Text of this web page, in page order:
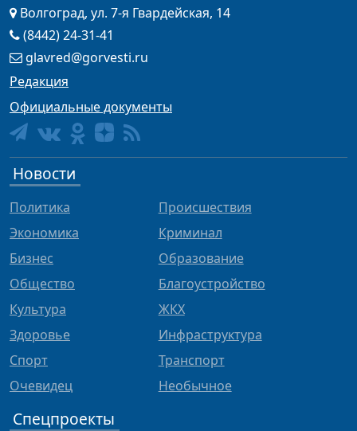
Волгоград, ул. 7-я Гвардейская, 14
(8442) 24-31-41
glavred@gorvesti.ru
Редакция
Официальные документы
Новости
Политика
Экономика
Бизнес
Общество
Культура
Здоровье
Спорт
Очевидец
Происшествия
Криминал
Образование
Благоустройство
ЖКХ
Инфраструктура
Транспорт
Необычное
Спецпроекты